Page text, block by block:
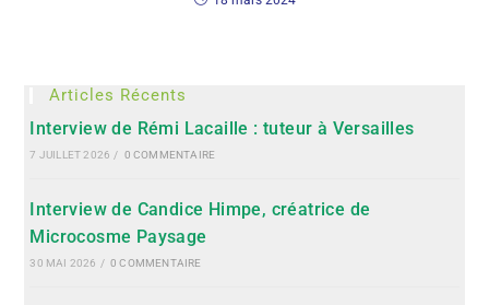
Articles Récents
Interview de Rémi Lacaille : tuteur à Versailles
7 JUILLET 2026 / 0 COMMENTAIRE
Interview de Candice Himpe, créatrice de
Microcosme Paysage
30 MAI 2026 / 0 COMMENTAIRE